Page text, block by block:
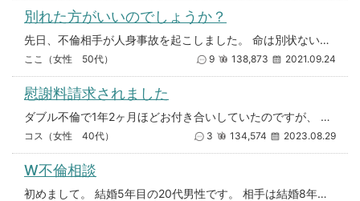
別れた方がいいのでしょうか？
先日、不倫相手が人身事故を起こしました。 命は別状ないみたいなのですが、 高齢者の方でかなりの大怪我をされたみたいです。
ここ（女性 50代） 9 138,873 2021.09.24
慰謝料請求されました
ダブル不倫で1年2ヶ月ほどお付き合いしていたのですが、 先週奥さんから示談書をつきつけられその場で即金しないと家族、仕事
コス（女性 40代） 3 134,574 2023.08.29
W不倫相談
初めまして。 結婚5年目の20代男性です。 相手は結婚8年目30代女性です。 W不倫約半年です きっかけは職場です。